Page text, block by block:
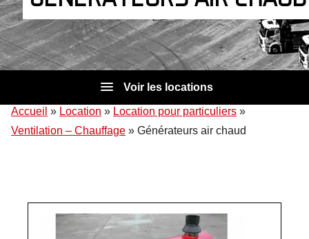
Voir les locations
Accueil » Location » Location pour particuliers »
Ventilation – Chauffage » Générateurs air chaud